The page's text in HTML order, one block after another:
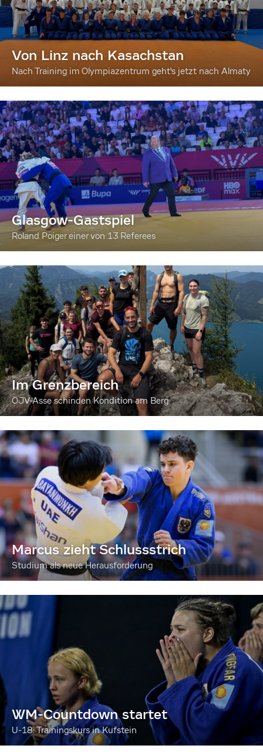
Von Linz nach Kasachstan
Nach Training im Olympiazentrum geht's jetzt nach Almaty
Glasgow-Gastspiel
Roland Poiger einer von 13 Referees
Im Grenzbereich
ÖJV-Asse schinden Kondition am Berg
Marcus zieht Schlussstrich
Studium als neue Herausforderung
WM-Countdown startet
U-18: Trainingskurs in Kufstein